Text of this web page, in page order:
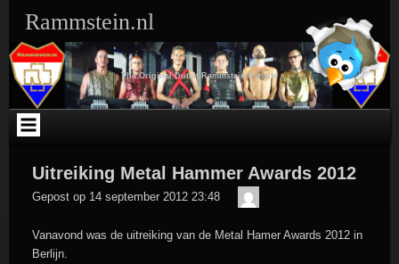
inhoud
Rammstein.nl
The Original Dutch Rammstein Fansite
Uitreiking Metal Hammer Awards 2012
Gepost op 14 september 2012 23:48
Meister
Vanavond was de uitreiking van de Metal Hamer Awards 2012 in
Berlijn.